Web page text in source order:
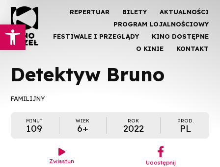
Otwórz pasek narzędzi
REPERTUAR BILETY
AKTUALNOŚCI
PROGRAM LOJALNOŚCIOWY
FESTIWALE I PRZEGLĄDY
KINO DOSTĘPNE
O KINIE
KONTAKT
Detektyw Bruno
FAMILIJNY
MINUT
109
WIEK
6+
ROK
2022
PROD.
PL

Zwiastun
︁
Udostępnij